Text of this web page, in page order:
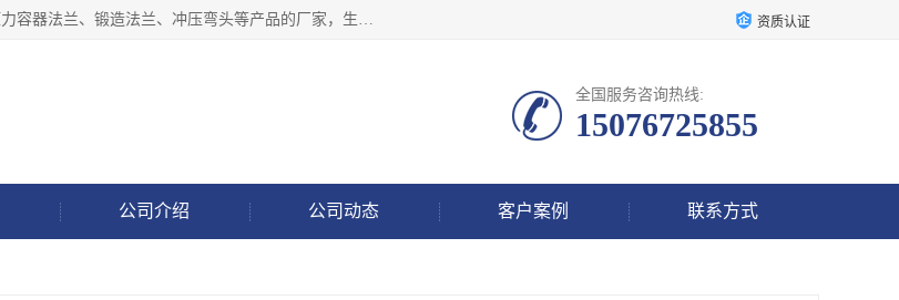
沧州吉轩管道制造有限公司是河北一家专业生产三通、镀锌弯管、弯头、压力容器法兰、锻造法兰、冲压弯头等产品的厂家，生产设备精良，工艺先进，产品规格齐全，售后服务健全。 资质认证
全国服务咨询热线:
15076725855
公司介绍 公司动态 客户案例 联系方式